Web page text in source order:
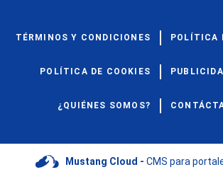
TÉRMINOS Y CONDICIONES POLÍTICA
POLÍTICA DE COOKIES
¿QUIÉNES SOMOS?
Mustang Cloud - CMS para